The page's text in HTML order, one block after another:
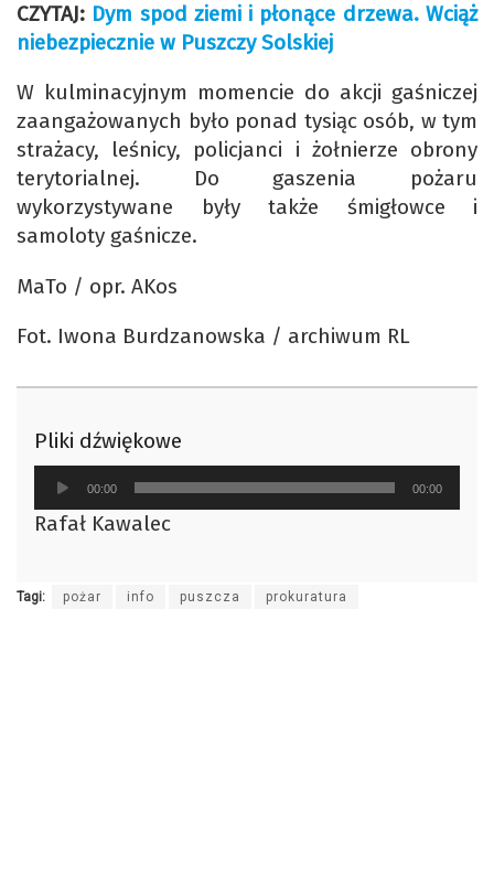
CZYTAJ: Dym spod ziemi i płonące drzewa. Wciąż
niebezpiecznie w Puszczy Solskiej
W kulminacyjnym momencie do akcji gaśniczej
zaangażowanych było ponad tysiąc osób, w tym
strażacy, leśnicy, policjanci i żołnierze obrony
terytorialnej. Do gaszenia pożaru
wykorzystywane były także śmigłowce i
samoloty gaśnicze.
MaTo / opr. AKos
Fot. Iwona Burdzanowska / archiwum RL
Pliki dźwiękowe
Odtwarzacz
plików
dźwiękowych
00:00 00:00
Rafał Kawalec
Tagi: pożar info puszcza prokuratura